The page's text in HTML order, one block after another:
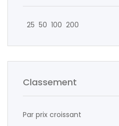
25 50 100 200
Classement
Par prix croissant